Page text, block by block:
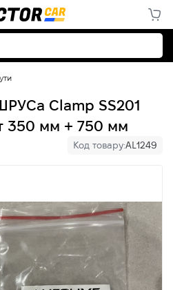
Clamp SS201
350 мм + 750 мм
Код товару:AL1249